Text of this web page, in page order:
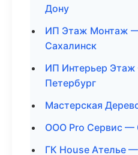
Дону
ИП Этаж Монтаж
Сахалинск
ИП Интерьер
Петербург
Мастерская
ООО Pro Сервис —
ГК House Ателье